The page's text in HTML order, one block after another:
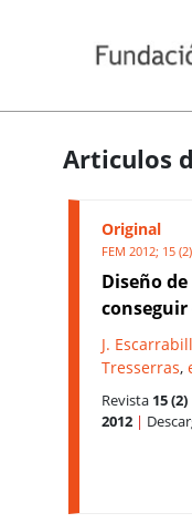
Articulos
Original
FEM 2012; 15
Diseño
J. Escarrabill
Tresserras,
Revista 15 (2)
2012 |